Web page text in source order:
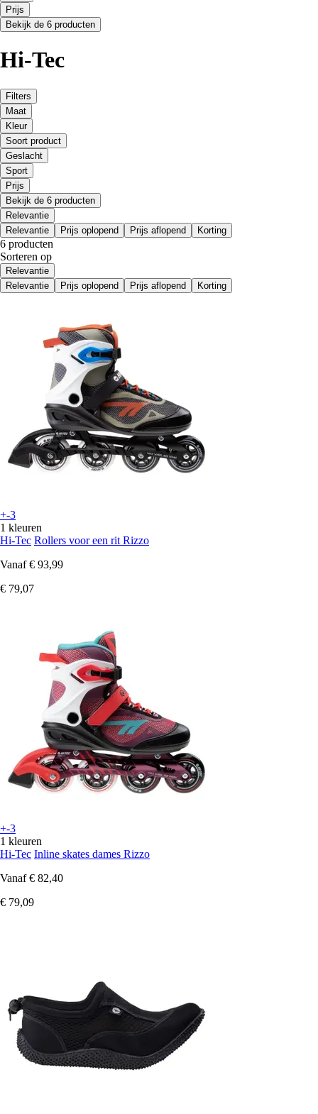
Prijs
Bekijk de 6 producten
Hi-Tec
Filters
Maat
Kleur
Soort product
Geslacht
Sport
Prijs
Bekijk de 6 producten
Relevantie
Relevantie
Prijs oplopend Prijs aflopend Korting
6 producten
Sorteren op
Relevantie
Relevantie
Prijs oplopend Prijs aflopend Korting
+-3
1 kleuren
Hi-Tec Rollers voor een rit Rizzo
Vanaf € 93,99
€ 79,07
+-3
1 kleuren
Hi-Tec Inline skates dames Rizzo
Vanaf € 82,40
€ 79,09